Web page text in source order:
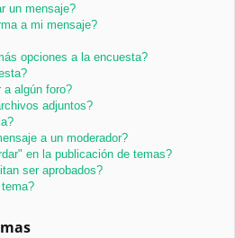
un mensaje?
a mi mensaje?
opciones a la encuesta?
a algún foro?
adjuntos?
a un moderador?
en la publicación de temas?
ser aprobados?